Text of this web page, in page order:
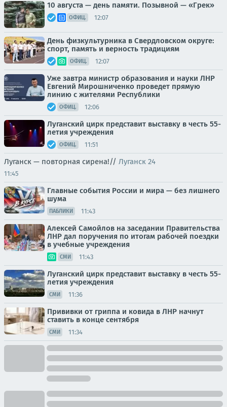
10 августа — день памяти. Позывной — «Грек»
ОФИЦ. 12:07
День физкультурника в Свердловском округе:
спорт, память и верность традициям
ОФИЦ. 12:07
Уже завтра министр образования и науки ЛНР
Евгений Мирошниченко проведет прямую
линию с жителями Республики
ОФИЦ. 12:06
Луганский цирк представит выставку в честь 55-
летия учреждения
ОФИЦ. 11:51
Луганск — повторная сирена!// Луганск 24
11:45
Главные события России и мира — без лишнего
шума
ПАБЛИКИ 11:43
Алексей Самойлов на заседании Правительства
ЛНР дал поручения по итогам рабочей поездки
в учебные учреждения
СМИ 11:43
Луганский цирк представит выставку в честь 55-
летия учреждения
СМИ 11:36
Прививки от гриппа и ковида в ЛНР начнут
ставить в конце сентября
СМИ 11:34